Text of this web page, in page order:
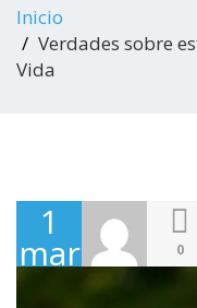
Inicio
Verdades sobre
Vida
1
marzo,
2021
0